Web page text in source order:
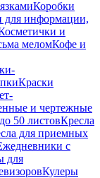
Коробки
для информации,
и
меломКофе и
Краски
и чертежные
50 листовКресла
для приемных
с
для
Кулеры